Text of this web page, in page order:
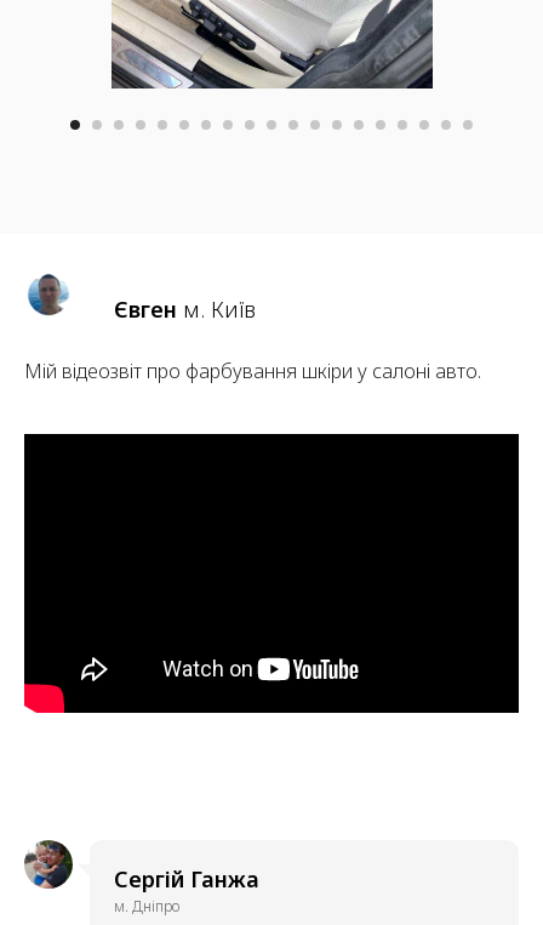
Євген м. Київ
Мій відеозвіт про фарбування шкіри у салоні авто.
Сергій Ганжа
м. Дніпро